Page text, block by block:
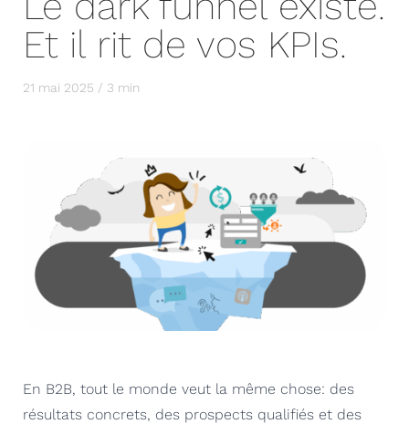
Et il rit de vos KPIs.
21 mai 2025 / 3 min
En B2B, tout le monde veut la même chose: des
résultats concrets, des prospects qualifiés et des